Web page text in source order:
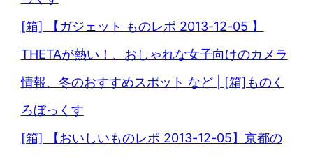
[箱] 【ガジェット ものレポ 2013-12-05 】
THETAが熱い！、おしゃれな女子向けのカメラ
情報、冬のおすすめスポット など | [箱]ものく
ろぼっくす
[箱] 【おいしいものレポ 2013-12-05】京都の